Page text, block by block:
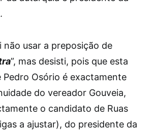
não usar a preposição de
”, mas desisti, pois que esta
Pedro Osório é exactamente
do vereador Gouveia,
o candidato de Ruas
a ajustar), do presidente da